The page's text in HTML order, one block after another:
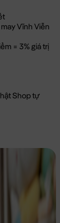
Vĩnh Viễn
= 3% giá trị
Shop tự